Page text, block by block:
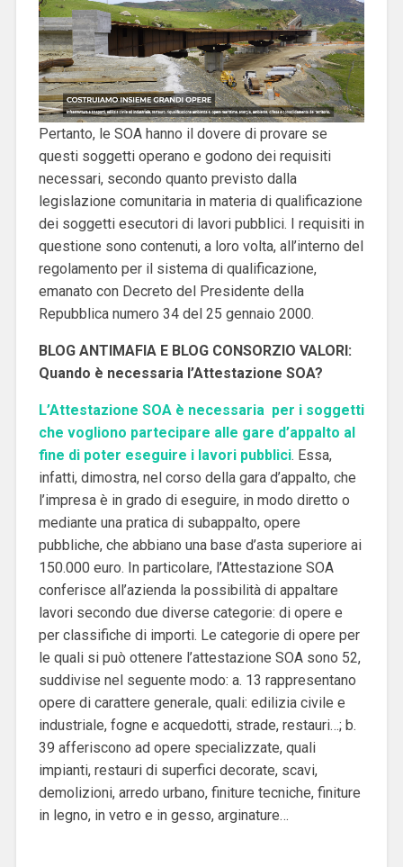
Pertanto, le SOA hanno il dovere di provare se
questi soggetti operano e godono dei requisiti
necessari, secondo quanto previsto dalla
legislazione comunitaria in materia di qualificazione
dei soggetti esecutori di lavori pubblici. I requisiti in
questione sono contenuti, a loro volta, all’interno del
regolamento per il sistema di qualificazione,
emanato con Decreto del Presidente della
Repubblica numero 34 del 25 gennaio 2000.
BLOG ANTIMAFIA E BLOG CONSORZIO VALORI:
Quando è necessaria l’Attestazione SOA?
L’Attestazione SOA è necessaria per i soggetti
che vogliono partecipare alle gare d’appalto al
fine di poter eseguire i lavori pubblici. Essa,
infatti, dimostra, nel corso della gara d’appalto, che
l’impresa è in grado di eseguire, in modo diretto o
mediante una pratica di subappalto, opere
pubbliche, che abbiano una base d’asta superiore ai
150.000 euro. In particolare, l’Attestazione SOA
conferisce all’azienda la possibilità di appaltare
lavori secondo due diverse categorie: di opere e
per classifiche di importi. Le categorie di opere per
le quali si può ottenere l’attestazione SOA sono 52,
suddivise nel seguente modo: a. 13 rappresentano
opere di carattere generale, quali: edilizia civile e
industriale, fogne e acquedotti, strade, restauri…; b.
39 afferiscono ad opere specializzate, quali
impianti, restauri di superfici decorate, scavi,
demolizioni, arredo urbano, finiture tecniche, finiture
in legno, in vetro e in gesso, arginature…